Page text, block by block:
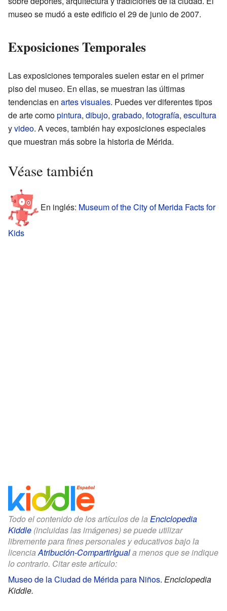
museo se mudó a este edificio el 29 de junio de 2007.
Exposiciones Temporales
Las exposiciones temporales suelen estar en el primer
piso del museo. En ellas, se muestran las últimas
tendencias en artes visuales. Puedes ver diferentes tipos
de arte comopintura, dibujo, grabado, fotografía, escultura
yvideo. A veces, también hay exposiciones especiales
que muestran más sobre la historia de Mérida.
Véase también
En inglés: Museum of the City of Merida Facts for
Kids
Todo el contenido de los artículos de la Enciclopedia
Kiddle (incluidas las imágenes) se puede utilizar
libremente para fines personales y educativos bajo la
licenciaAtribución-CompartirIguala menos que se indique
lo contrario. Citar este artículo:
Museo de la Ciudad de Mérida para Niños. Enciclopedia
Kiddle.